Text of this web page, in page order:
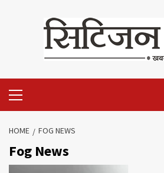
HOME FOG NEWS
Fog News